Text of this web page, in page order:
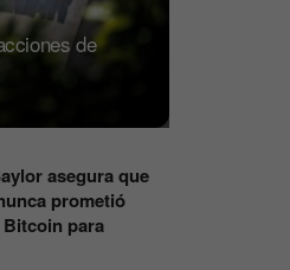
de
asegura que
prometió
para